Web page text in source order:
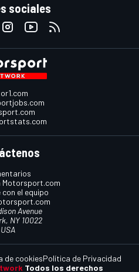
sociales
Motorsport.com
el equipo
Avenue
NY 10022
USA
Todos los derechos
de cookiesPolítica de Privacidad